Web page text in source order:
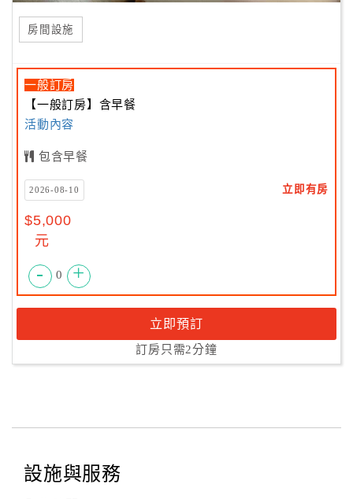
房間設施
一般訂房
【一般訂房】含早餐
活動內容
包含早餐
2026-08-10 立即有房
$5,000
元
- 0 +
立即預訂
訂房只需2分鐘
設施與服務